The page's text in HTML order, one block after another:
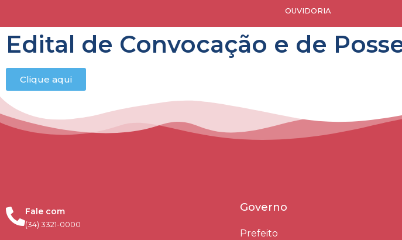
OUVIDORIA
Edital de Convocação e de
Clique aqui
Fale com
(34) 3321-0000
Governo
Prefeito